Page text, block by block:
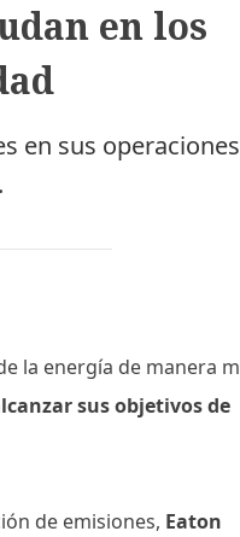
en los
en sus
la energía de manera
sus objetivos de
de emisiones, Eaton